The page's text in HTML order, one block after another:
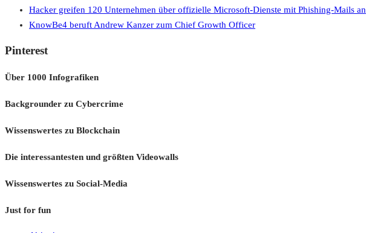
Hacker greifen 120 Unternehmen über offizielle Microsoft-Dienste mit Phishing-Mails an
KnowBe4 beruft Andrew Kanzer zum Chief Growth Officer
Pinterest
Über 1000 Infografiken
Backgrounder zu Cybercrime
Wissenswertes zu Blockchain
Die interessantesten und größten Videowalls
Wissenswertes zu Social-Media
Just for fun